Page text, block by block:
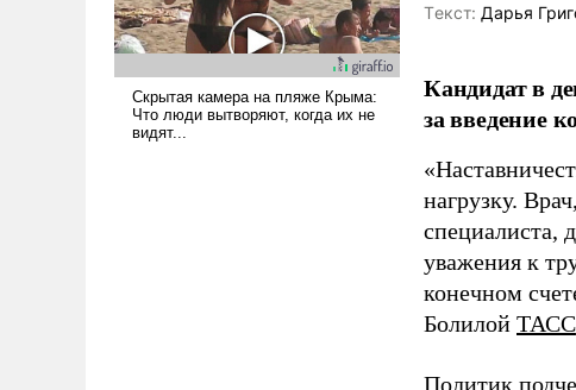
Tекст: Дарья
Кандидат в
за введение
нагрузку.
специалиста,
уважения к
конечном
Болилой ТАСС
Политик